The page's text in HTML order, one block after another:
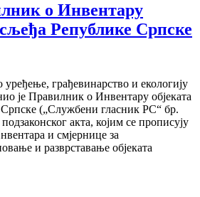
о Инвентару
Републике Српске
грађевинарство и екологију
је Правилник о Инвентару објеката
(„Службени гласник РС“ бр.
акта, којим се прописују
и смјернице за
и разврставање објеката